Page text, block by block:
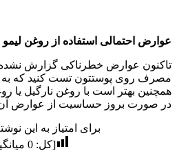
عوارض احتمالی استفاده از روغن لیمو 30 cc
تاکنون عوارض خطرناکی گزارش
مصرف روی پوستتون تست کنید که به
همچنین بهتر است با روغن نارگیل یا
در صورت بروز حساسیت از عوارض آن
برای امتیاز به این
[کل:0